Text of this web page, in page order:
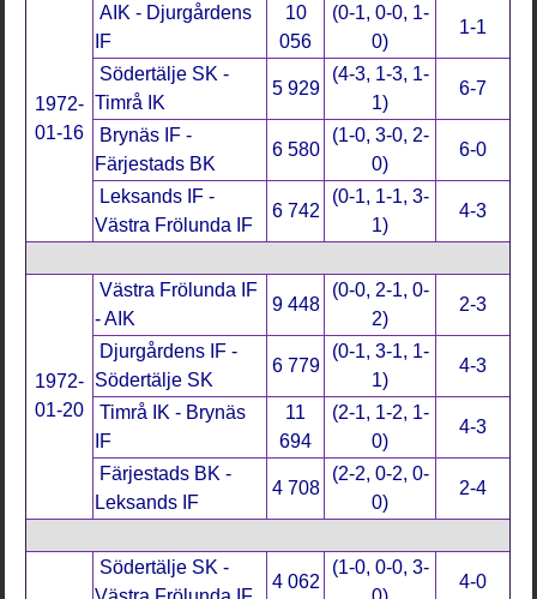
1972-
01-16
AIK - Djurgårdens
IF
10
056
(0-1, 0-0, 1-
0)
1-1
Södertälje SK -
Timrå IK
5 929
(4-3, 1-3, 1-
1)
6-7
Brynäs IF -
Färjestads BK
6 580
(1-0, 3-0, 2-
0)
6-0
Leksands IF -
Västra Frölunda IF
6 742
(0-1, 1-1, 3-
1)
4-3
1972-
01-20
Västra Frölunda IF
- AIK
9 448
(0-0, 2-1, 0-
2)
2-3
Djurgårdens IF -
Södertälje SK
6 779
(0-1, 3-1, 1-
1)
4-3
Timrå IK - Brynäs
IF
11
694
(2-1, 1-2, 1-
0)
4-3
Färjestads BK -
Leksands IF
4 708
(2-2, 0-2, 0-
0)
2-4
Södertälje SK -
4 062
(1-0, 0-0, 3-
4-0